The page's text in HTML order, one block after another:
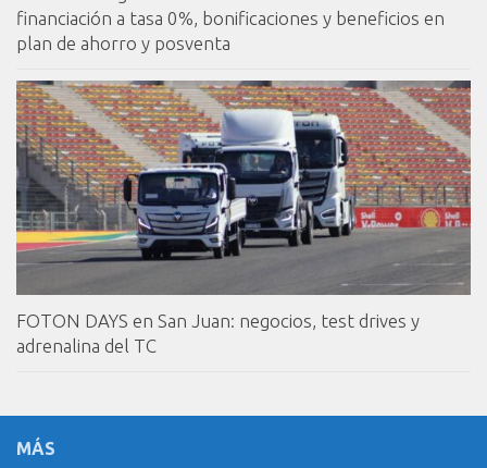
financiación a tasa 0%, bonificaciones y beneficios en
plan de ahorro y posventa
FOTON DAYS en San Juan: negocios, test drives y
adrenalina del TC
MÁS